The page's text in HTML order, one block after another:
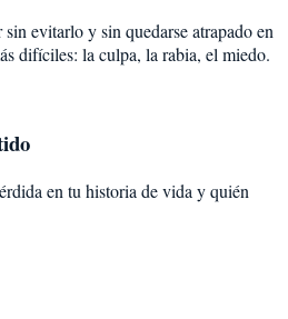
evitarlo y sin quedarse atrapado en
difíciles: la culpa, la rabia, el miedo.
en tu historia de vida y quién